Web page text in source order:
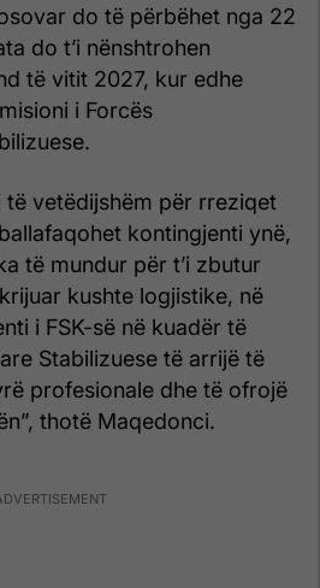
do të përbëhet nga 22
do t’i nënshtrohen
të vitit 2027, kur edhe
i Forcës
të vetëdijshëm për rreziqet
kontingjenti ynë,
të mundur për t’i zbutur
kushte logjistike, në
i FSK-së në kuadër të
Stabilizuese të arrijë të
profesionale dhe të ofrojë
thotë Maqedonci.